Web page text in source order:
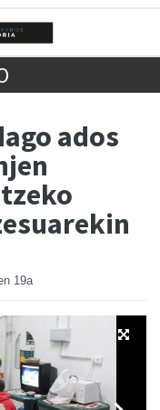
ados
19a